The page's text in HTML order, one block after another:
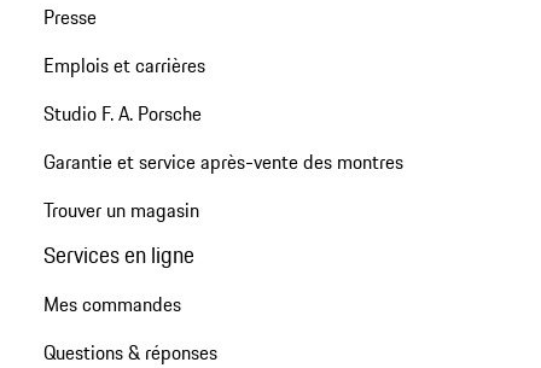
Presse
Emplois et carrières
Studio F. A. Porsche
Garantie et service après-vente des montres
Trouver un magasin
Services en ligne
Mes commandes
Questions & réponses